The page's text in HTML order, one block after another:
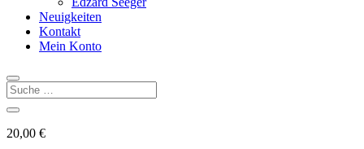
Neuigkeiten
Kontakt
Mein Konto
20,00 €